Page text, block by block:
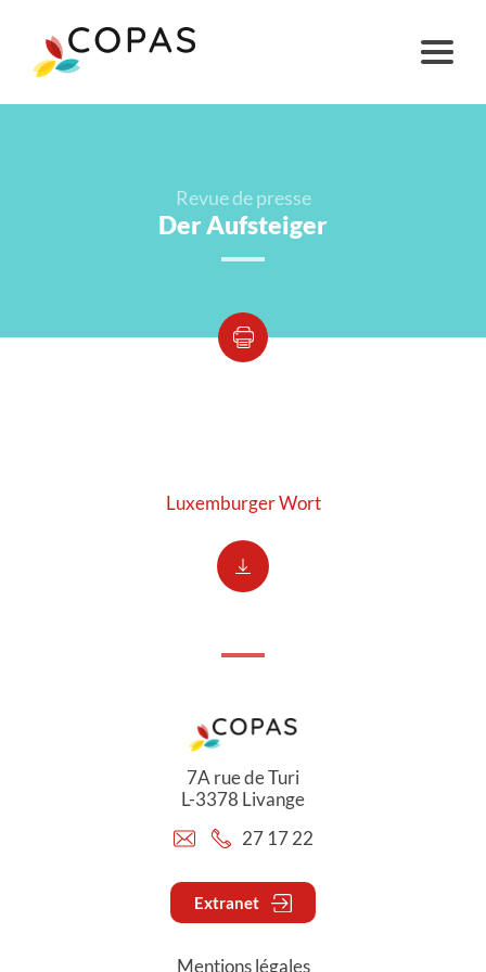
Revue de presse
Der Aufsteiger
Luxemburger Wort
7A rue de Turi
L-3378 Livange
27 17 22
Extranet
Mentions légales